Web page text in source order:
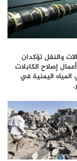
والنقل تؤكدان
إصلاح الكابلات
المياه اليمنية في